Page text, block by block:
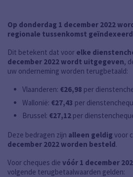
Op donderdag 1 december 2022
regionale tussenkomst
Dit betekent dat voor elke
december 2022 wordt uitgegeven,
uw onderneming worden terugbetaald:
Vlaanderen: €26,98 per
Wallonië: €27,43 per
Brussel: €27,12 per
Deze bedragen zijn alleen geldig voor
december 2022 worden besteld.
Voor cheques die vóór 1 december
volgende terugbetaalwaarden gelden: